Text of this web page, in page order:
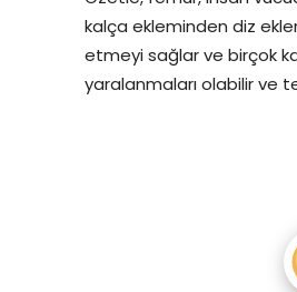
kalça ekleminden diz
etmeyi sağlar ve birçok
yaralanmaları olabilir ve